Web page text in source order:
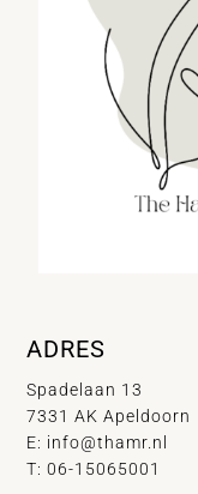
ADRES
Spadelaan 13
7331 AK Apeldoorn
E: info@thamr.nl
T: 06-15065001